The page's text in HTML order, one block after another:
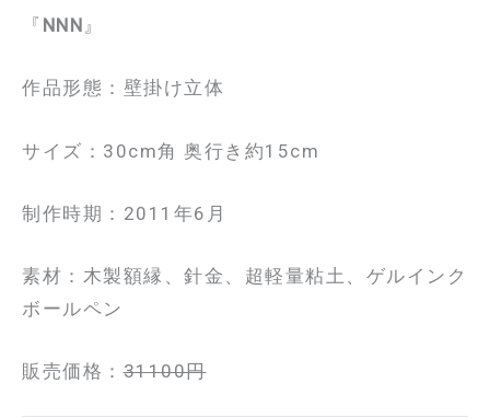
『 NNN』
作品形態：壁掛け立体
サイズ：30cm角 奥行き約15cm
制作時期：2011年6月
素材：木製額縁、針金、超軽量粘土、ゲルインク
ボールペン
販売価格：31100円